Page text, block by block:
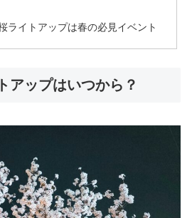
ライトアップは春の必見イベント
アップはいつから？